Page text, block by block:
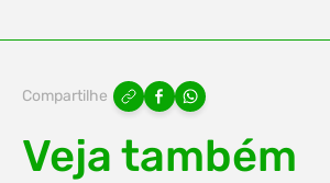
Compartilhe
Veja também